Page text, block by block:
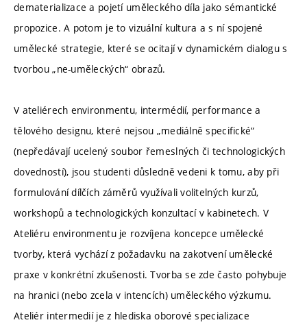
dematerializace a pojetí uměleckého díla jako sémantické
propozice. A potom je to vizuální kultura a s ní spojené
umělecké strategie, které se ocitají v dynamickém dialogu s
tvorbou „ne-uměleckých“ obrazů.
V ateliérech environmentu, intermédií, performance a
tělového designu, které nejsou „mediálně specifické“
(nepředávají ucelený soubor řemeslných či technologických
dovedností), jsou studenti důsledně vedeni k tomu, aby při
formulování dílčích záměrů využívali volitelných kurzů,
workshopů a technologických konzultací v kabinetech. V
Ateliéru environmentu je rozvíjena koncepce umělecké
tvorby, která vychází z požadavku na zakotvení umělecké
praxe v konkrétní zkušenosti. Tvorba se zde často pohybuje
na hranici (nebo zcela v intencích) uměleckého výzkumu.
Ateliér intermedií je z hlediska oborové specializace